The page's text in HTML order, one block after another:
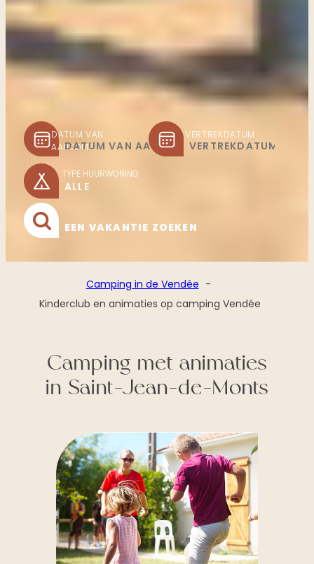
DATUM VAN
AANKOMST
VERTREKDATUM
TYPE HUURWONING
EEN VAKANTIE ZOEKEN
Camping in de Vendée
Kinderclub en animaties op camping Vendée
Camping met animaties
in Saint-Jean-de-Monts